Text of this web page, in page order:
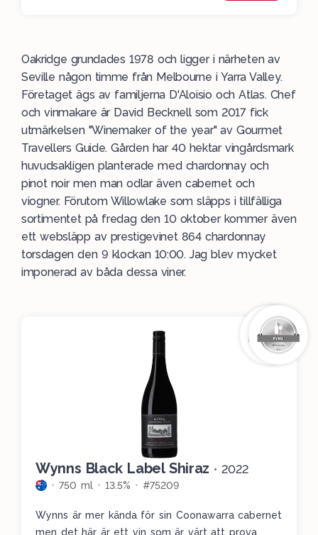
Oakridge grundades 1978 och ligger i närheten av
Seville någon timme från Melbourne i Yarra Valley.
Företaget ägs av familjerna D'Aloisio och Atlas. Chef
och vinmakare är David Becknell som 2017 fick
utmärkelsen "Winemaker of the year" av Gourmet
Travellers Guide. Gården har 40 hektar vingårdsmark
huvudsakligen planterade med chardonnay och
pinot noir men man odlar även cabernet och
viogner. Förutom Willowlake som släpps i tillfälliga
sortimentet på fredag den 10 oktober kommer även
ett websläpp av prestigevinet 864 chardonnay
torsdagen den 9 klockan 10:00. Jag blev mycket
imponerad av båda dessa viner.
Wynns Black Label Shiraz • 2022
750 ml 13.5% #75209
Wynns är mer kända för sin Coonawarra cabernet
men det här är ett vin som är värt att prova.